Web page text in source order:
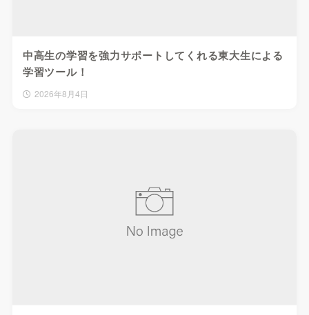
中高生の学習を強力サポートしてくれる東大生による
学習ツール！
2026年8月4日